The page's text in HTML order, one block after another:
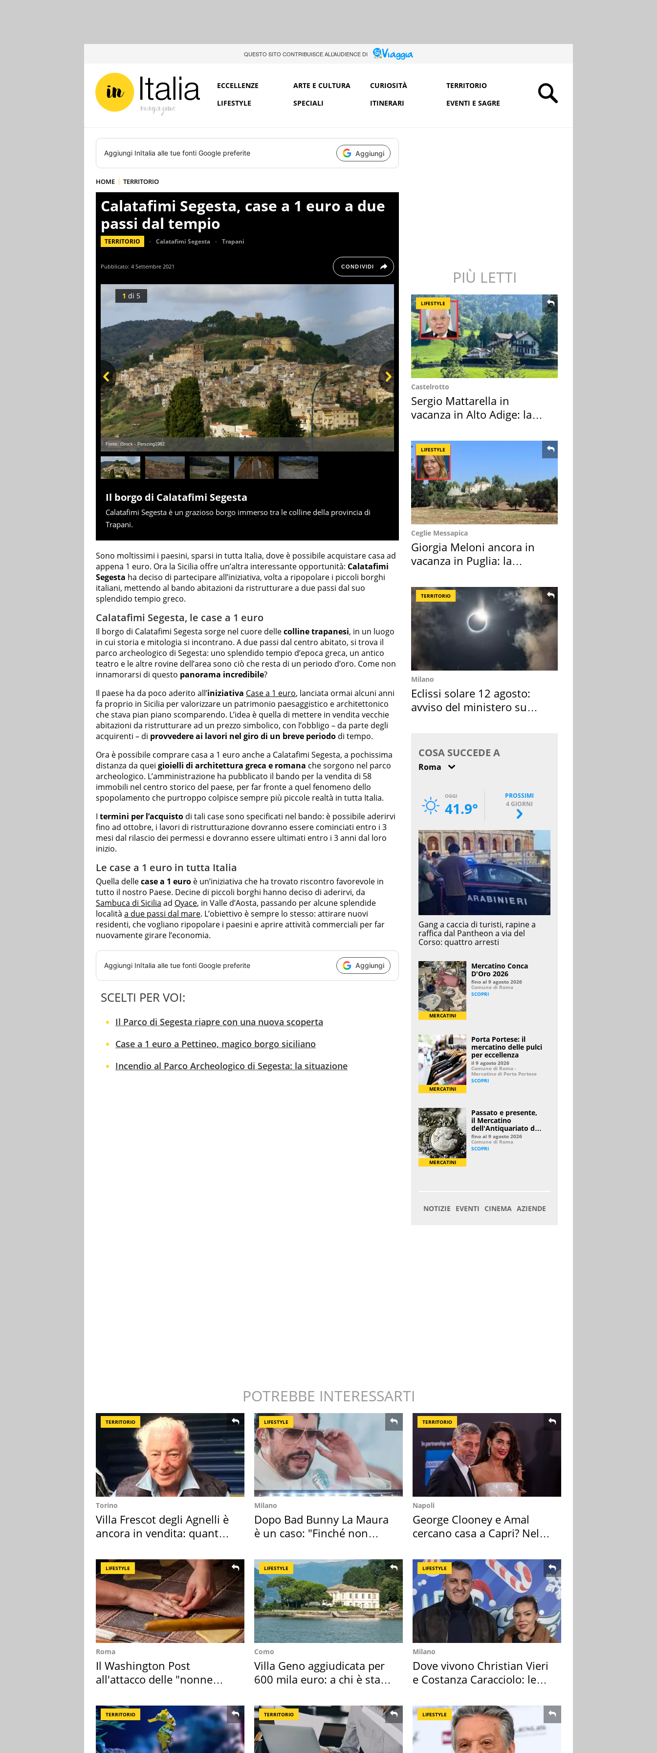
QUESTO SITO CONTRIBUISCE ALL’AUDIENCE DI
ECCELLENZE ARTE E CULTURA CURIOSITÀ
TERRITORIO
LIFESTYLE
SPECIALI ITINERARI EVENTI E SAGRE
Aggiungi InItalia alle tue fonti Google preferite Aggiungi
HOME TERRITORIO
Calatafimi Segesta, case a 1 euro a due
passi dal tempio
TERRITORIO Calatafimi Segesta Trapani
Pubblicato: 4 Settembre 2021 CONDIVIDI
Fonte: iStock - Perszing1982
Prev Next
1 di 5
Il borgo di Calatafimi Segesta
Calatafimi Segesta è un grazioso borgo immerso tra le colline della provincia di
Trapani.
Sono moltissimi i paesini, sparsi in tutta Italia, dove è possibile acquistare casa ad
appena 1 euro. Ora la Sicilia offre un’altra interessante opportunità: Calatafimi
Segesta ha deciso di partecipare all’iniziativa, volta a ripopolare i piccoli borghi
italiani, mettendo al bando abitazioni da ristrutturare a due passi dal suo
splendido tempio greco.
Calatafimi Segesta, le case a 1 euro
Il borgo di Calatafimi Segesta sorge nel cuore dellecolline trapanesi, in un luogo
in cui storia e mitologia si incontrano. A due passi dal centro abitato, si trova il
parco archeologico di Segesta: uno splendido tempio d’epoca greca, un antico
teatro e le altre rovine dell’area sono ciò che resta di un periodo d’oro. Come non
innamorarsi di questo panorama incredibile?
Il paese ha da poco aderito all’iniziativa Case a 1 euro, lanciata ormai alcuni anni
fa proprio in Sicilia per valorizzare un patrimonio paesaggistico e architettonico
che stava pian piano scomparendo. L’idea è quella di mettere in vendita vecchie
abitazioni da ristrutturare ad un prezzo simbolico, con l’obbligo – da parte degli
acquirenti – di provvedere ai lavori nel giro di un breve periodo di tempo.
Ora è possibile comprare casa a 1 euro anche a Calatafimi Segesta, a pochissima
distanza da quei gioielli di architettura greca e romana che sorgono nel parco
archeologico. L’amministrazione ha pubblicato il bando per la vendita di 58
immobili nel centro storico del paese, per far fronte a quel fenomeno dello
spopolamento che purtroppo colpisce sempre più piccole realtà in tutta Italia.
I termini per l’acquisto di tali case sono specificati nel bando: è possibile aderirvi
fino ad ottobre, i lavori di ristrutturazione dovranno essere cominciati entro i 3
mesi dal rilascio dei permessi e dovranno essere ultimati entro i 3 anni dal loro
inizio.
Le case a 1 euro in tutta Italia
Quella dellecase a 1 euro è un’iniziativa che ha trovato riscontro favorevole in
tutto il nostro Paese. Decine di piccoli borghi hanno deciso di aderirvi, da
Sambuca di Sicilia ad Oyace, in Valle d’Aosta, passando per alcune splendide
località a due passi dal mare. L’obiettivo è sempre lo stesso: attirare nuovi
residenti, che vogliano ripopolare i paesini e aprire attività commerciali per far
nuovamente girare l’economia.
Aggiungi InItalia alle tue fonti Google preferite Aggiungi
SCELTI PER VOI:
Il Parco di Segesta riapre con una nuova scoperta
Case a 1 euro a Pettineo, magico borgo siciliano
Incendio al Parco Archeologico di Segesta: la situazione
PIÙ LETTI
LIFESTYLE
Castelrotto
Sergio Mattarella in
vacanza in Alto Adige: la
LIFESTYLE
Ceglie Messapica
Giorgia Meloni ancora in
vacanza in Puglia: la
TERRITORIO
Milano
Eclissi solare 12 agosto:
avviso del ministero su
POTREBBE INTERESSARTI
TERRITORIO
Torino
Villa Frescot degli Agnelli è
ancora in vendita: quanto
LIFESTYLE
Milano
Dopo Bad Bunny La Maura
è un caso: "Finché non
TERRITORIO
Napoli
George Clooney e Amal
cercano casa a Capri? Nel
LIFESTYLE
Roma
Il Washington Post
all'attacco delle "nonne
LIFESTYLE
Como
Villa Geno aggiudicata per
600 mila euro: a chi è stata
LIFESTYLE
Milano
Dove vivono Christian Vieri
e Costanza Caracciolo: le
TERRITORIO TERRITORIO LIFESTYLE